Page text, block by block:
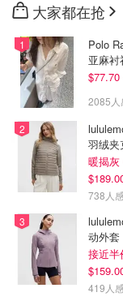
大家都在抢
Polo
亚麻衬
$77.70
2085人
羽绒夹
暖揭灰
738人
动外套
接近半
419人